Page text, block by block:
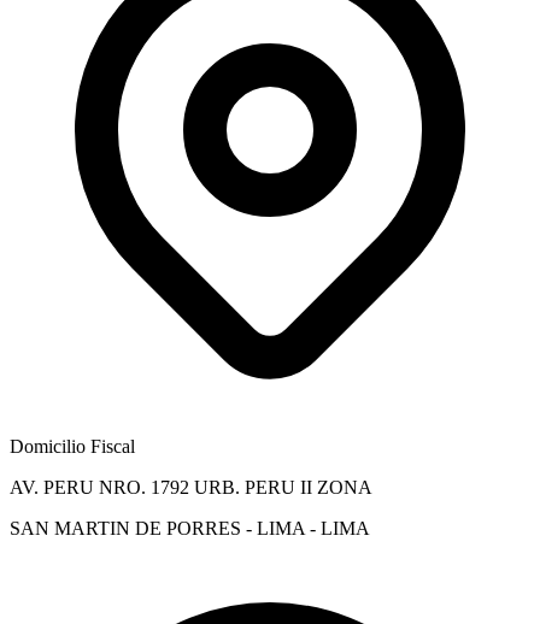
Domicilio Fiscal
AV. PERU NRO. 1792 URB. PERU II ZONA
SAN MARTIN DE PORRES - LIMA - LIMA